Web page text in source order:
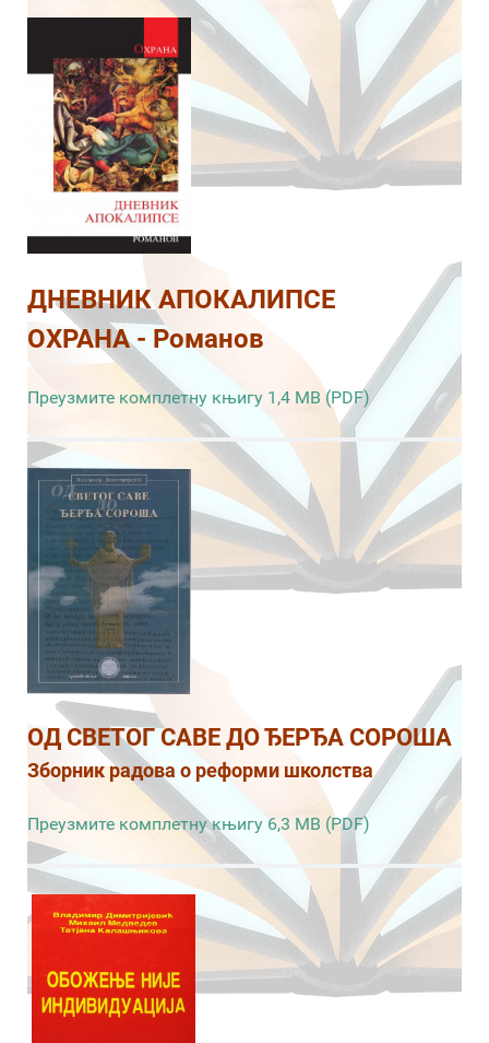
ДНЕВНИК АПОКАЛИПСЕ
ОХРАНА - Романов
Преузмите комплетну књигу 1,4 MB (PDF)
ОД СВЕТОГ САВЕ ДО ЂЕРЂА СОРОША
Зборник радова о реформи школства
Преузмите комплетну књигу 6,3 MB (PDF)